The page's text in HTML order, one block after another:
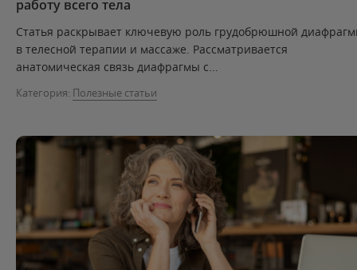
работу всего тела
Статья раскрывает ключевую роль грудобрюшной
в телесной терапии и массаже. Рассматривается
анатомическая связь диафрагмы с...
Категория: Полезные статьи